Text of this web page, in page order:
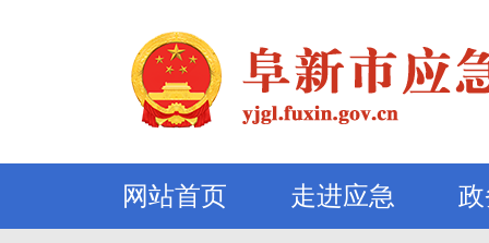
网站首页 走进应急